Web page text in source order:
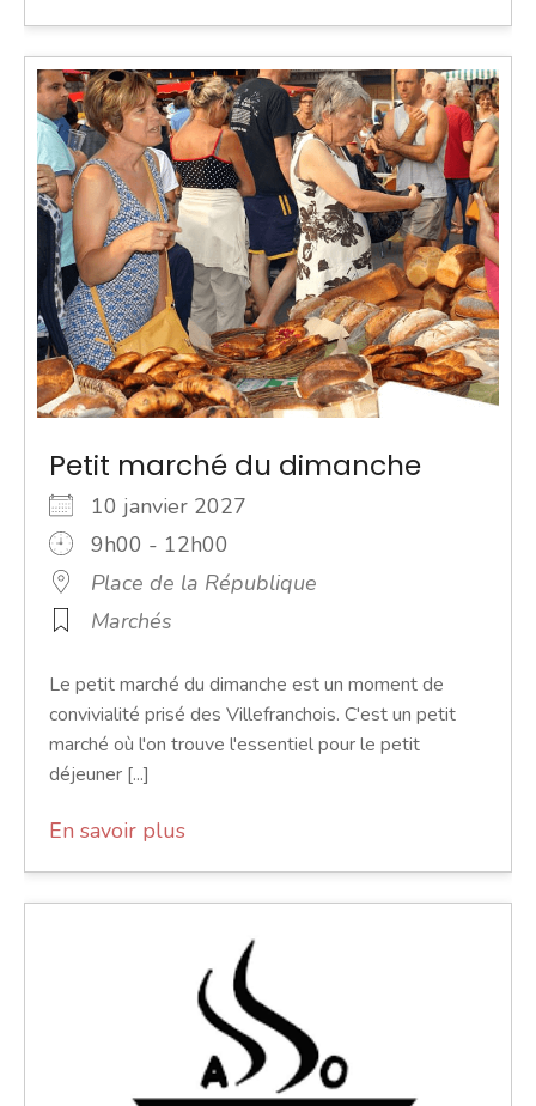
Petit marché du dimanche
10 janvier 2027
9h00 - 12h00
Place de la République
Marchés
Le petit marché du dimanche est un moment de
convivialité prisé des Villefranchois. C'est un petit
marché où l'on trouve l'essentiel pour le petit
déjeuner [...]
En savoir plus